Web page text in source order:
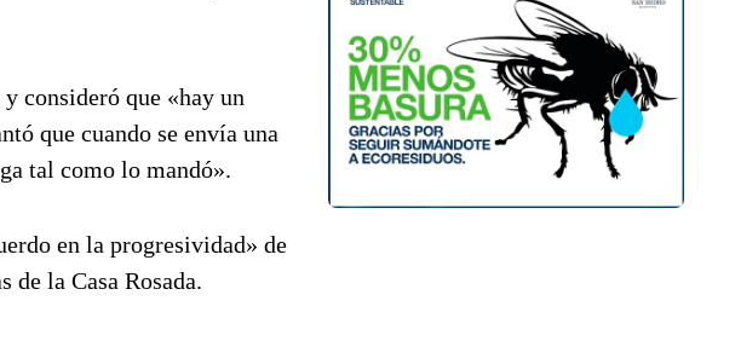
consideró que «hay un
que cuando se envía una
tal como lo mandó».
en la progresividad» de
la Casa Rosada.